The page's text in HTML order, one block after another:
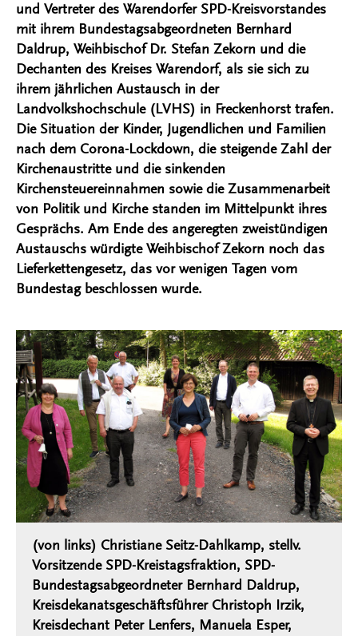
und Vertreter des Warendorfer SPD-Kreisvorstandes
mit ihrem Bundestagsabgeordneten Bernhard
Daldrup, Weihbischof Dr. Stefan Zekorn und die
Dechanten des Kreises Warendorf, als sie sich zu
ihrem jährlichen Austausch in der
Landvolkshochschule (LVHS) in Freckenhorst trafen.
Die Situation der Kinder, Jugendlichen und Familien
nach dem Corona-Lockdown, die steigende Zahl der
Kirchenaustritte und die sinkenden
Kirchensteuereinnahmen sowie die Zusammenarbeit
von Politik und Kirche standen im Mittelpunkt ihres
Gesprächs. Am Ende des angeregten zweistündigen
Austauschs würdigte Weihbischof Zekorn noch das
Lieferkettengesetz, das vor wenigen Tagen vom
Bundestag beschlossen wurde.
(von links) Christiane Seitz-Dahlkamp, stellv.
Vorsitzende SPD-Kreistagsfraktion, SPD-
Bundestagsabgeordneter Bernhard Daldrup,
Kreisdekanatsgeschäftsführer Christoph Irzik,
Kreisdechant Peter Lenfers, Manuela Esper,